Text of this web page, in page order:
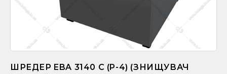
ШРЕДЕР EBA 3140 C (P-4) (ЗНИЩУВАЧ